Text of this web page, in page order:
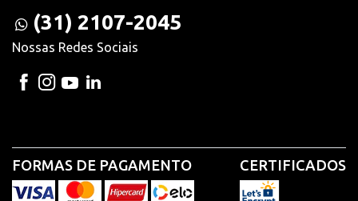
(31) 2107-2045
Nossas Redes Sociais
FORMAS DE PAGAMENTO CERTIFICADOS